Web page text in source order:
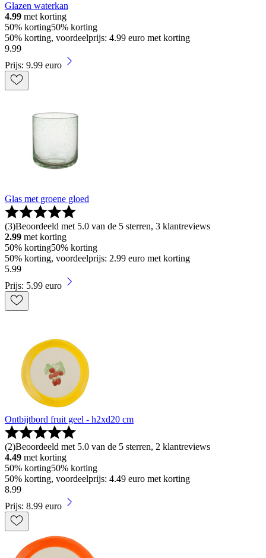
Glazen waterkan
4.99 met korting
50% korting50% korting
50% korting, voordeelprijs: 4.99 euro met korting
9.99
Prijs: 9.99 euro
Glas met groene gloed
(3)Beoordeeld met 5.0 van de 5 sterren, 3 klantreviews
2.99 met korting
50% korting50% korting
50% korting, voordeelprijs: 2.99 euro met korting
5.99
Prijs: 5.99 euro
Ontbijtbord fruit geel - h2xd20 cm
(2)Beoordeeld met 5.0 van de 5 sterren, 2 klantreviews
4.49 met korting
50% korting50% korting
50% korting, voordeelprijs: 4.49 euro met korting
8.99
Prijs: 8.99 euro